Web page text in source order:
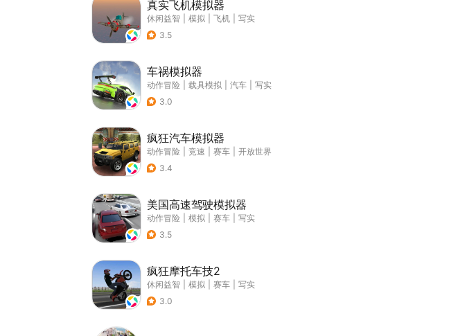
真实飞机模拟器
休闲益智 模拟 飞机
写实
3.5
车祸模拟器
动作冒险 载具模拟 汽车
写实
3.0
疯狂汽车模拟器
动作冒险 竞速 赛车
开放世界
3.4
美国高速驾驶模拟器
动作冒险 模拟 赛车
写实
3.5
疯狂摩托车技2
休闲益智 模拟 赛车
写实
3.0